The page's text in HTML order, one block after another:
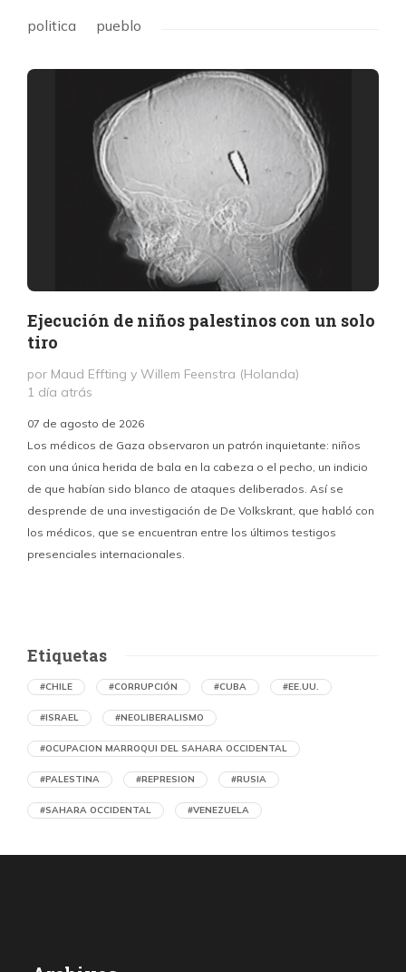
politica pueblo
Ejecución de niños palestinos con un solo
tiro
por Maud Effting y Willem Feenstra (Holanda)
1 día atrás
07 de agosto de 2026
Los médicos de Gaza observaron un patrón inquietante: niños
con una única herida de bala en la cabeza o el pecho, un indicio
de que habían sido blanco de ataques deliberados. Así se
desprende de una investigación de De Volkskrant, que habló con
los médicos, que se encuentran entre los últimos testigos
presenciales internacionales.
Ejecución de niños palestinos con un solo
Etiquetas
#CHILE #CORRUPCIÓN #CUBA #EE.UU.
#ISRAEL #NEOLIBERALISMO
#OCUPACION MARROQUI DEL SAHARA OCCIDENTAL
#PALESTINA #REPRESION #RUSIA
#SAHARA OCCIDENTAL #VENEZUELA